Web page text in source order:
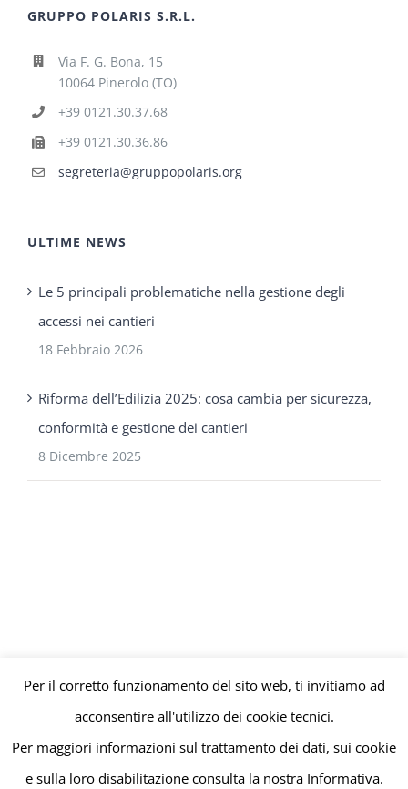
GRUPPO POLARIS S.R.L.
Via F. G. Bona, 15
10064 Pinerolo (TO)
+39 0121.30.37.68
+39 0121.30.36.86
segreteria@gruppopolaris.org
ULTIME NEWS
Le 5 principali problematiche nella gestione degli
accessi nei cantieri
18 Febbraio 2026
Riforma dell’Edilizia 2025: cosa cambia per sicurezza,
conformità e gestione dei cantieri
8 Dicembre 2025
© Gruppo Polaris P.IVA C.F. Iscriz. CCIAA 08671820010 |Privacy e
Cookie Policy | Powered bymeltingmedia.it
FacebookLinkedInYouTube
Per il corretto funzionamento del sito web, ti invitiamo ad
acconsentire all'utilizzo dei cookie tecnici.
Per maggiori informazioni sul trattamento dei dati, sui cookie
e sulla loro disabilitazione consulta la nostra Informativa.